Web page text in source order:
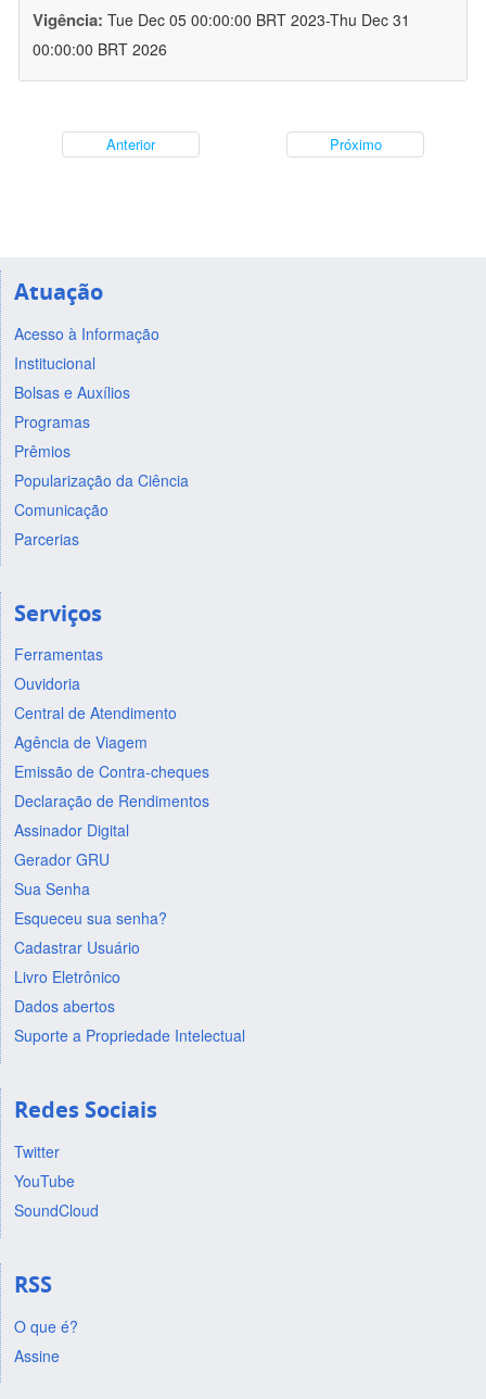
Vigência: Tue Dec 05 00:00:00 BRT 2023-Thu Dec 31
00:00:00 BRT 2026
Anterior Próximo
Atuação
Acesso à Informação
Institucional
Bolsas e Auxílios
Programas
Prêmios
Popularização da Ciência
Comunicação
Parcerias
Serviços
Ferramentas
Ouvidoria
Central de Atendimento
Agência de Viagem
Emissão de Contra-cheques
Declaração de Rendimentos
Assinador Digital
Gerador GRU
Sua Senha
Esqueceu sua senha?
Cadastrar Usuário
Livro Eletrônico
Dados abertos
Suporte a Propriedade Intelectual
Redes Sociais
Twitter
YouTube
SoundCloud
RSS
O que é?
Assine